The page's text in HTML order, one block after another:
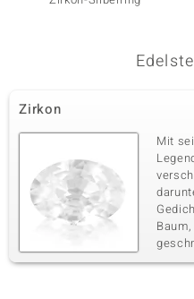
Zirkon
Mit